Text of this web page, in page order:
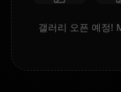
갤러리 오픈 예정!